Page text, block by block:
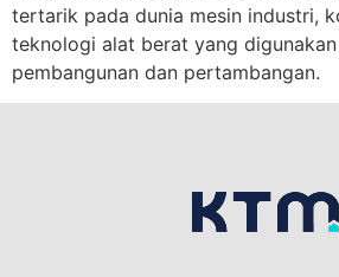
tertarik pada dunia mesin industri,
teknologi alat berat yang
pembangunan dan pertambangan.